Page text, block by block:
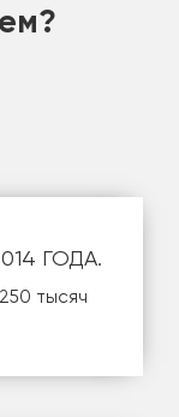
ГОДА.
тысяч